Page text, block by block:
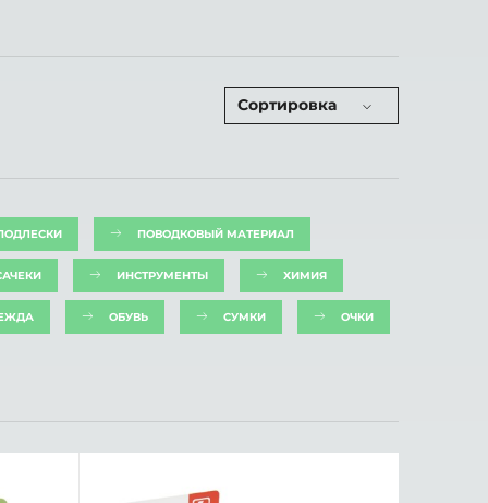
Сортировка
ПОВОДКОВЫЙ МАТЕРИАЛ
ИНСТРУМЕНТЫ ХИМИЯ
ОБУВЬ СУМКИ ОЧКИ